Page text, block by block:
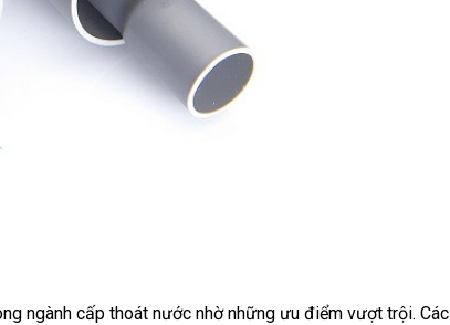
ngành cấp thoát nước nhờ những ưu điểm vượt trội. Các